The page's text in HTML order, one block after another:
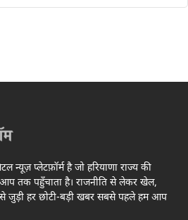
न्यूज़ प्लेटफ़ॉर्म है जो हरियाणा राज्य की
तक पहुँचाता है। राजनीति से लेकर खेल,
से जुड़ी हर छोटी-बड़ी खबर सबसे पहले हम आप